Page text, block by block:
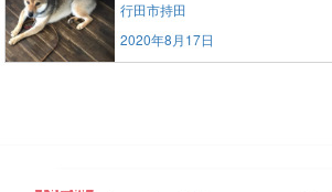
行田市持田
2020年8月17日